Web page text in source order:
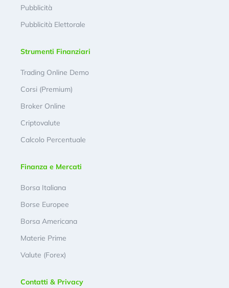
Pubblicità
Pubblicità Elettorale
Strumenti Finanziari
Trading Online Demo
Corsi (Premium)
Broker Online
Criptovalute
Calcolo Percentuale
Finanza e Mercati
Borsa Italiana
Borse Europee
Borsa Americana
Materie Prime
Valute (Forex)
Contatti & Privacy